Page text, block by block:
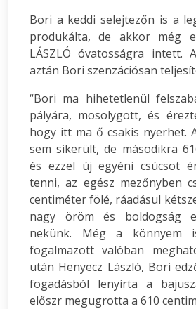
Bori a keddi selejtezőn is a
produkálta, de akkor még
LÁSZLÓ óvatosságra intett.
aztán Bori szenzációsan
“Bori ma hihetetlenül
pályára, mosolygott, és
hogy itt ma ő csakis nyerhet.
sem sikerült, de másodikra
és ezzel új egyéni csúcsot
tenni, az egész mezőnyben
centiméter fölé, ráadásul
nagy öröm és boldogság
nekünk. Még a könnyem
fogalmazott valóban
után Henyecz László, Bori
fogadásból lenyírta a
előszr megugrotta a 610